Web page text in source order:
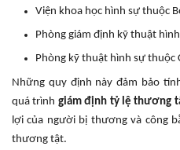
Viện khoa học hình sự thuộc
Phòng giám định kỹ thuật
Phòng kỹ thuật hình sự thuộc
Những quy định này đảm bảo
quá trình giám định tỷ lệ thương
lợi của người bị thương và công
thương tật.